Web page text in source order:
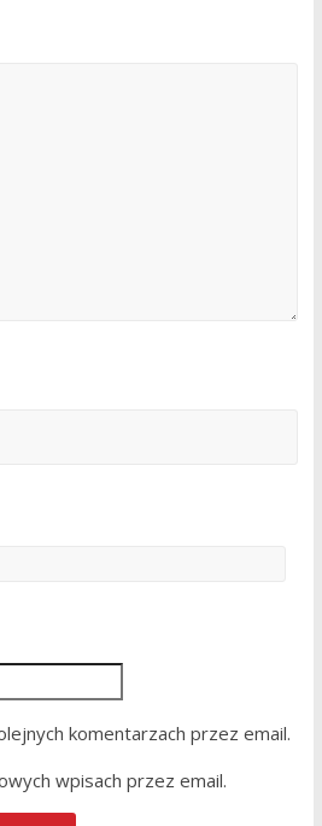
komentarzach przez email.
wpisach przez email.